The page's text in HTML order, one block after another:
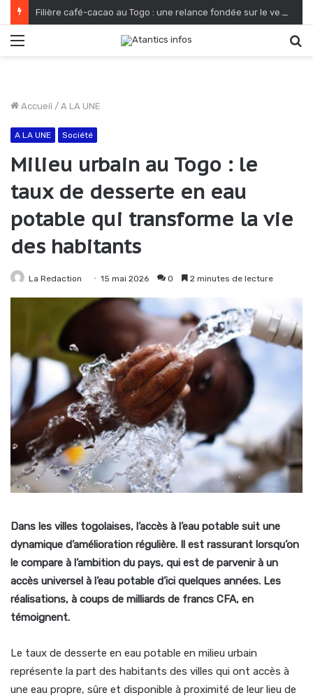
Filière café-cacao au Togo : une relance fondée sur le verdissement et la qualité
Accueil / A LA UNE
A LA UNE Société
Milieu urbain au Togo : le
taux de desserte en eau
potable qui transforme la vie
des habitants
La Redaction 15 mai 2026 0 2 minutes de lecture
Dans les villes togolaises, l’accès à l’eau potable suit une
dynamique d’amélioration régulière. Il est rassurant lorsqu’on
le compare à l’ambition du pays, qui est de parvenir à un
accès universel à l’eau potable d’ici quelques années. Les
réalisations, à coups de milliards de francs CFA, en
témoignent.
Le taux de desserte en eau potable en milieu urbain
représente la part des habitants des villes qui ont accès à
une eau propre, sûre et disponible à proximité de leur lieu de